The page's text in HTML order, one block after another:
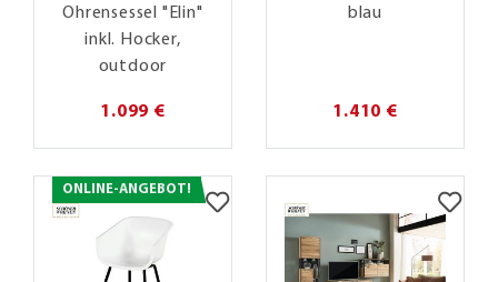
Ohrensessel "Elin"
inkl. Hocker,
outdoor
1.099 €
blau
1.410 €
ONLINE-ANGEBOT!